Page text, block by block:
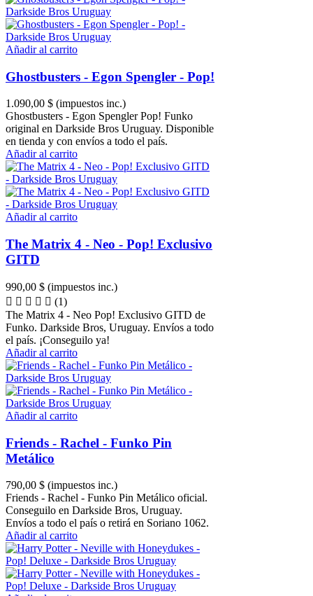
Añadir al carrito
Ghostbusters - Egon Spengler - Pop!
1.090,00 $ (impuestos inc.)
Ghostbusters - Egon Spengler Pop! Funko
original en Darkside Bros Uruguay. Disponible
en tienda y con envíos a todo el país.
Añadir al carrito
Añadir al carrito
The Matrix 4 - Neo - Pop! Exclusivo
GITD
990,00 $ (impuestos inc.)
(1)
The Matrix 4 - Neo Pop! Exclusivo GITD de
Funko. Darkside Bros, Uruguay. Envíos a todo
el país. ¡Conseguilo ya!
Añadir al carrito
Añadir al carrito
Friends - Rachel - Funko Pin
Metálico
790,00 $ (impuestos inc.)
Friends - Rachel - Funko Pin Metálico oficial.
Conseguilo en Darkside Bros, Uruguay.
Envíos a todo el país o retirá en Soriano 1062.
Añadir al carrito